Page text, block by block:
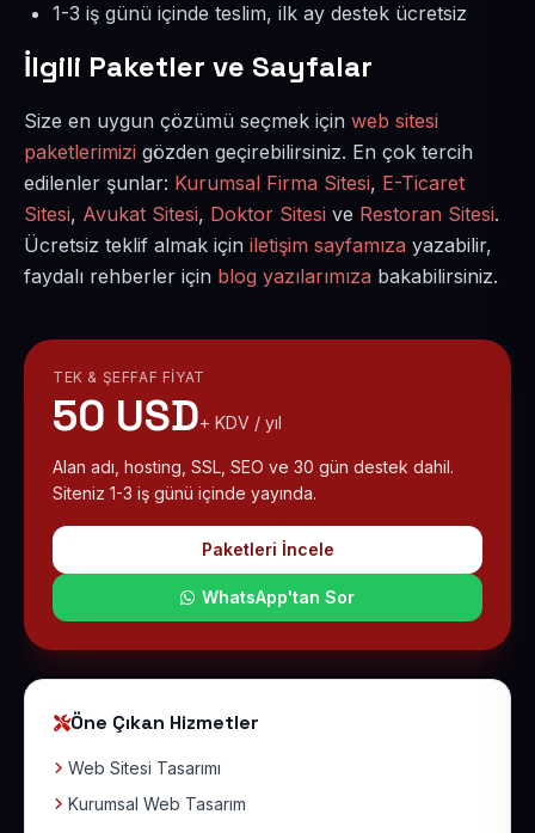
1-3 iş günü içinde teslim, ilk ay destek ücretsiz
İlgili Paketler ve Sayfalar
Size en uygun çözümü seçmek için web sitesi
paketlerimizi gözden geçirebilirsiniz. En çok tercih
edilenler şunlar: Kurumsal Firma Sitesi, E-Ticaret
Sitesi, Avukat Sitesi, Doktor Sitesi ve Restoran Sitesi.
Ücretsiz teklif almak için iletişim sayfamıza yazabilir,
faydalı rehberler için blog yazılarımıza bakabilirsiniz.
TEK & ŞEFFAF FIYAT
50 USD+ KDV / yıl
Alan adı, hosting, SSL, SEO ve 30 gün destek dahil.
Siteniz 1-3 iş günü içinde yayında.
Paketleri İncele
WhatsApp'tan Sor
Öne Çıkan Hizmetler
Web Sitesi Tasarımı
Kurumsal Web Tasarım